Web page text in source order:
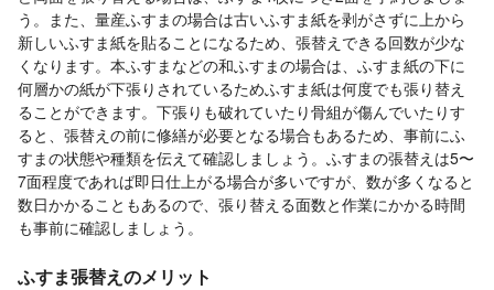
う。また、量産ふすまの場合は古いふすま紙を剥がさずに上から
新しいふすま紙を貼ることになるため、張替えできる回数が少な
くなります。本ふすまなどの和ふすまの場合は、ふすま紙の下に
何層かの紙が下張りされているためふすま紙は何度でも張り替え
ることができます。下張りも破れていたり骨組が傷んでいたりす
ると、張替えの前に修繕が必要となる場合もあるため、事前にふ
すまの状態や種類を伝えて確認しましょう。ふすまの張替えは5〜
7面程度であれば即日仕上がる場合が多いですが、数が多くなると
数日かかることもあるので、張り替える面数と作業にかかる時間
も事前に確認しましょう。
ふすま張替えのメリット